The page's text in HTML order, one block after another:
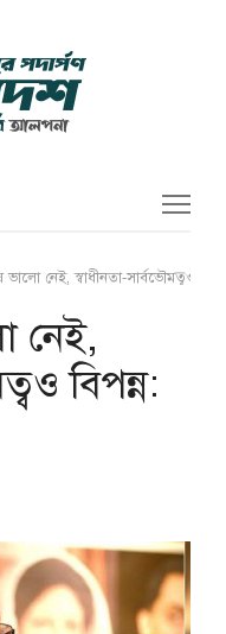
ভালো নেই, স্বাধীনতা-সার্বভৌমত্বও
নেই,
বিপন্ন: